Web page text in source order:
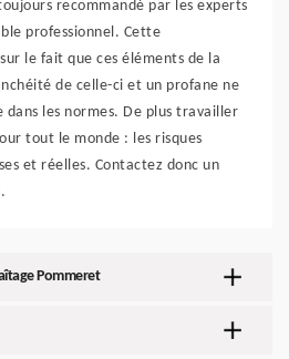
recommandé par les experts
professionnel. Cette
le fait que ces éléments de la
de celle-ci et un profane ne
les normes. De plus travailler
tout le monde : les risques
et réelles. Contactez donc un
Pommeret